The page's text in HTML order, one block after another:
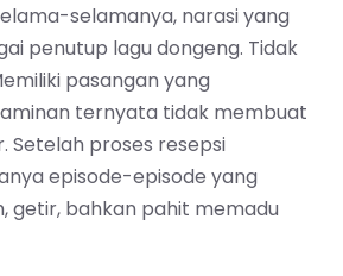
selamanya, narasi yang
penutup lagu dongeng. Tidak
pasangan yang
ternyata tidak membuat
Setelah proses resepsi
episode-episode yang
getir, bahkan pahit memadu